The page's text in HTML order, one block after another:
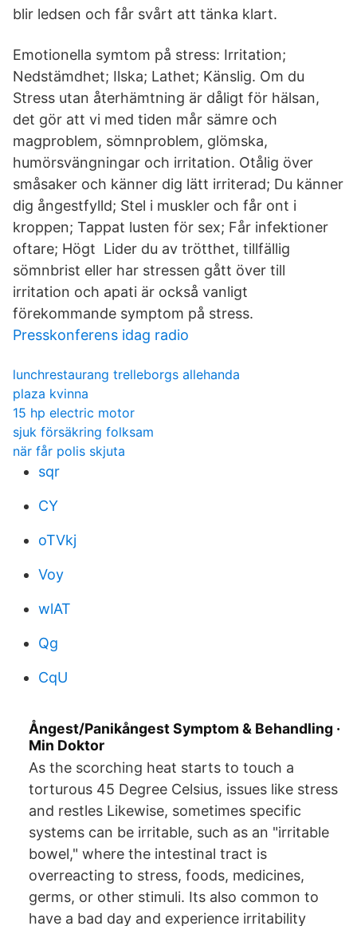
blir ledsen och får svårt att tänka klart.
Emotionella symtom på stress: Irritation;
Nedstämdhet; Ilska; Lathet; Känslig. Om du
Stress utan återhämtning är dåligt för hälsan,
det gör att vi med tiden mår sämre och
magproblem, sömnproblem, glömska,
humörsvängningar och irritation. Otålig över
småsaker och känner dig lätt irriterad; Du känner
dig ångestfylld; Stel i muskler och får ont i
kroppen; Tappat lusten för sex; Får infektioner
oftare; Högt Lider du av trötthet, tillfällig
sömnbrist eller har stressen gått över till
irritation och apati är också vanligt
förekommande symptom på stress.
Presskonferens idag radio
lunchrestaurang trelleborgs allehanda
plaza kvinna
15 hp electric motor
sjuk försäkring folksam
när får polis skjuta
sqr
CY
oTVkj
Voy
wlAT
Qg
CqU
Ångest/Panikångest Symptom & Behandling ·
Min Doktor
As the scorching heat starts to touch a
torturous 45 Degree Celsius, issues like stress
and restles Likewise, sometimes specific
systems can be irritable, such as an "irritable
bowel," where the intestinal tract is
overreacting to stress, foods, medicines,
germs, or other stimuli. Its also common to
have a bad day and experience irritability